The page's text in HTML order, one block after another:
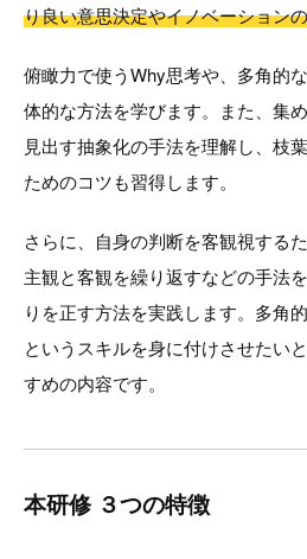
り良い意思決定やイノベーション
俯瞰力で使うWhy思考や、多角的
体的な方法を学びます。また、集
見出す抽象化の手法を理解し、枝
ためのコツも習得します。
さらに、自身の判断を客観視する
主観と客観を繰り返すなどの手法
りを正す方法を実践します。多角
というスキルを身に付けさせたい
すめの内容です。
本研修 ３つの特徴